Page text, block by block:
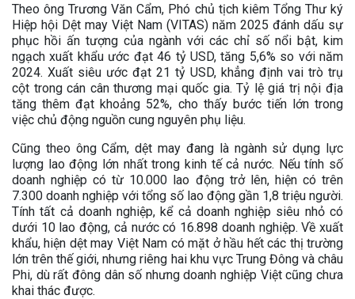
Theo ông Trương Văn Cẩm, Phó chủ tịch kiêm Tổng Thư ký
Hiệp hội Dệt may Việt Nam (VITAS) năm 2025 đánh dấu sự
phục hồi ấn tượng của ngành với các chỉ số nổi bật, kim
ngạch xuất khẩu ước đạt 46 tỷ USD, tăng 5,6% so với năm
2024. Xuất siêu ước đạt 21 tỷ USD, khẳng định vai trò trụ
cột trong cán cân thương mại quốc gia. Tỷ lệ giá trị nội địa
tăng thêm đạt khoảng 52%, cho thấy bước tiến lớn trong
việc chủ động nguồn cung nguyên phụ liệu.
Cũng theo ông Cẩm, dệt may đang là ngành sử dụng lực
lượng lao động lớn nhất trong kinh tế cả nước. Nếu tính số
doanh nghiệp có từ 10.000 lao động trở lên, hiện có trên
7.300 doanh nghiệp với tổng số lao động gần 1,8 triệu người.
Tính tất cả doanh nghiệp, kể cả doanh nghiệp siêu nhỏ có
dưới 10 lao động, cả nước có 16.898 doanh nghiệp. Về xuất
khẩu, hiện dệt may Việt Nam có mặt ở hầu hết các thị trường
lớn trên thế giới, nhưng riêng hai khu vực Trung Đông và châu
Phi, dù rất đông dân số nhưng doanh nghiệp Việt cũng chưa
khai thác được.